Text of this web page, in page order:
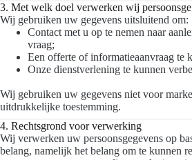
3. Met welk doel verwerken wij
Wij gebruiken uw gegevens uitsluitend om:
Contact met u op te nemen naar
vraag;
Een offerte of informatieaanvraag te
Onze dienstverlening te kunnen
Wij gebruiken uw gegevens niet voor
uitdrukkelijke toestemming.
4. Rechtsgrond voor verwerking
Wij verwerken uw persoonsgegevens op
belang, namelijk het belang om te kunnen